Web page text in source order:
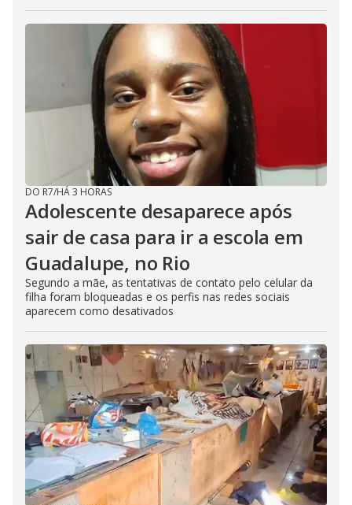
DO R7/HÁ 3 HORAS
Adolescente desaparece após
sair de casa para ir a escola em
Guadalupe, no Rio
Segundo a mãe, as tentativas de contato pelo celular da
filha foram bloqueadas e os perfis nas redes sociais
aparecem como desativados